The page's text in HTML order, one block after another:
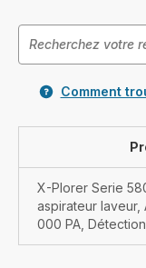
Comment
X-Plorer Serie
aspirateur laveur,
000 PA,